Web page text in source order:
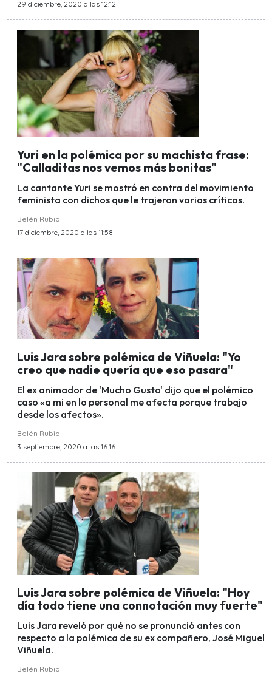
29 diciembre, 2020 a las 12:12
Yuri en la polémica por su machista frase:
"Calladitas nos vemos más bonitas"
La cantante Yuri se mostró en contra del movimiento
feminista con dichos que le trajeron varias críticas.
Belén Rubio
17 diciembre, 2020 a las 11:58
Luis Jara sobre polémica de Viñuela: "Yo
creo que nadie quería que eso pasara"
El ex animador de 'Mucho Gusto' dijo que el polémico
caso «a mi en lo personal me afecta porque trabajo
desde los afectos».
Belén Rubio
3 septiembre, 2020 a las 16:16
Luis Jara sobre polémica de Viñuela: "Hoy
día todo tiene una connotación muy fuerte"
Luis Jara reveló por qué no se pronunció antes con
respecto a la polémica de su ex compañero, José Miguel
Viñuela.
Belén Rubio